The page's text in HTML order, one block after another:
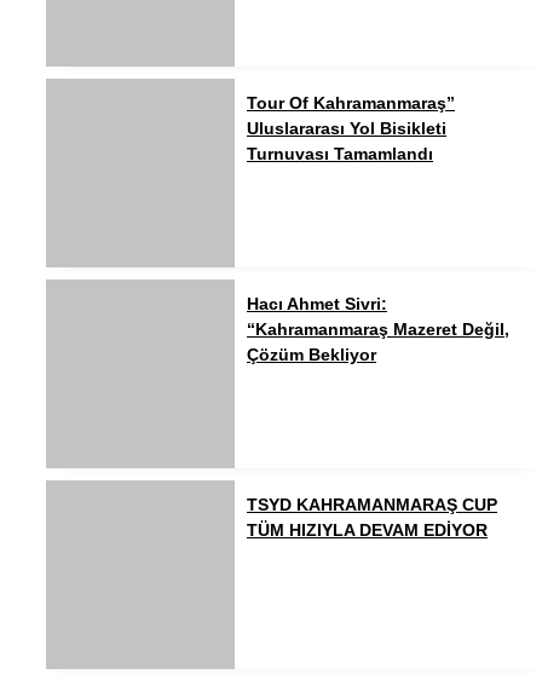
Tour Of Kahramanmaraş”
Uluslararası Yol Bisikleti
Turnuvası Tamamlandı
Hacı Ahmet Sivri:
“Kahramanmaraş Mazeret Değil,
Çözüm Bekliyor
TSYD KAHRAMANMARAŞ CUP
TÜM HIZIYLA DEVAM EDİYOR